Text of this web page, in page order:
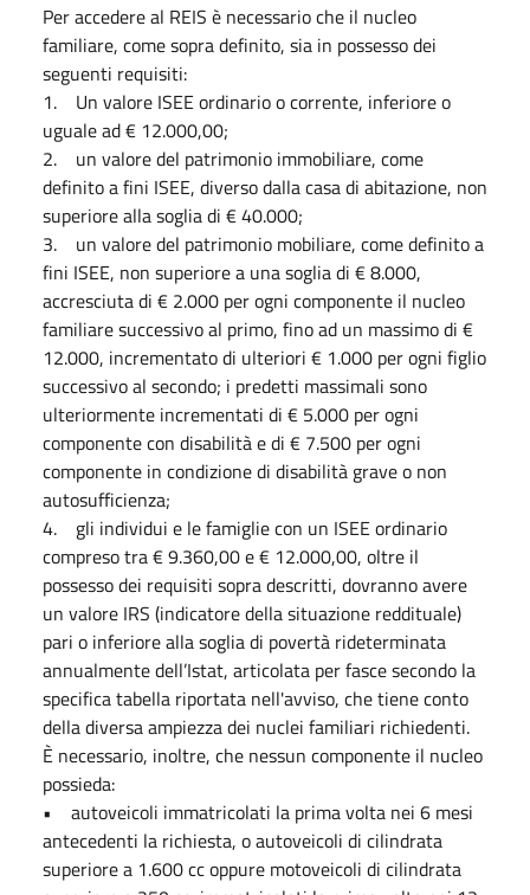
Per accedere al REIS è necessario che il nucleo
familiare, come sopra definito, sia in possesso dei
seguenti requisiti:
1. Un valore ISEE ordinario o corrente, inferiore o
uguale ad € 12.000,00;
2. un valore del patrimonio immobiliare, come
definito a fini ISEE, diverso dalla casa di abitazione, non
superiore alla soglia di € 40.000;
3. un valore del patrimonio mobiliare, come definito a
fini ISEE, non superiore a una soglia di € 8.000,
accresciuta di € 2.000 per ogni componente il nucleo
familiare successivo al primo, fino ad un massimo di €
12.000, incrementato di ulteriori € 1.000 per ogni figlio
successivo al secondo; i predetti massimali sono
ulteriormente incrementati di € 5.000 per ogni
componente con disabilità e di € 7.500 per ogni
componente in condizione di disabilità grave o non
autosufficienza;
4. gli individui e le famiglie con un ISEE ordinario
compreso tra € 9.360,00 e € 12.000,00, oltre il
possesso dei requisiti sopra descritti, dovranno avere
un valore IRS (indicatore della situazione reddituale)
pari o inferiore alla soglia di povertà rideterminata
annualmente dell’Istat, articolata per fasce secondo la
specifica tabella riportata nell'avviso, che tiene conto
della diversa ampiezza dei nuclei familiari richiedenti.
È necessario, inoltre, che nessun componente il nucleo
possieda:
• autoveicoli immatricolati la prima volta nei 6 mesi
antecedenti la richiesta, o autoveicoli di cilindrata
superiore a 1.600 cc oppure motoveicoli di cilindrata